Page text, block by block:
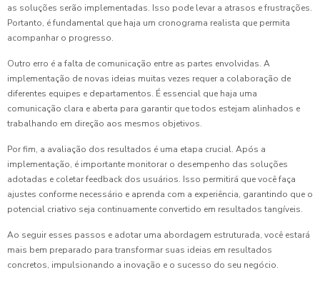
as soluções serão implementadas. Isso pode levar a atrasos e frustrações.
Portanto, é fundamental que haja um cronograma realista que permita
acompanhar o progresso.
Outro erro é a falta de comunicação entre as partes envolvidas. A
implementação de novas ideias muitas vezes requer a colaboração de
diferentes equipes e departamentos. É essencial que haja uma
comunicação clara e aberta para garantir que todos estejam alinhados e
trabalhando em direção aos mesmos objetivos.
Por fim, a avaliação dos resultados é uma etapa crucial. Após a
implementação, é importante monitorar o desempenho das soluções
adotadas e coletar feedback dos usuários. Isso permitirá que você faça
ajustes conforme necessário e aprenda com a experiência, garantindo que o
potencial criativo seja continuamente convertido em resultados tangíveis.
Ao seguir esses passos e adotar uma abordagem estruturada, você estará
mais bem preparado para transformar suas ideias em resultados
concretos, impulsionando a inovação e o sucesso do seu negócio.